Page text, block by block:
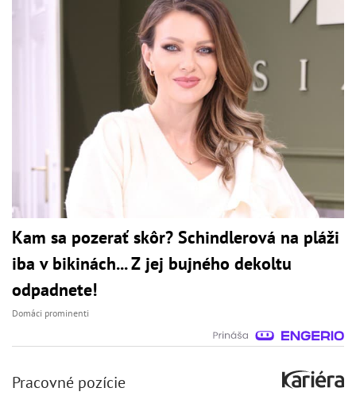
Kam sa pozerať skôr? Schindlerová na pláži
iba v bikinách... Z jej bujného dekoltu
odpadnete!
Domáci prominenti
Pracovné pozície